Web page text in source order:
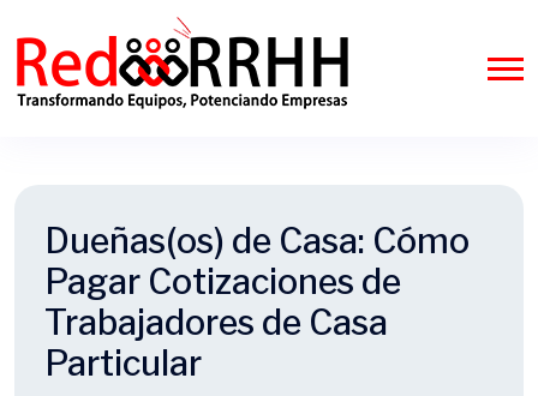
Dueñas(os) de Casa: Cómo
Pagar Cotizaciones de
Trabajadores de Casa
Particular